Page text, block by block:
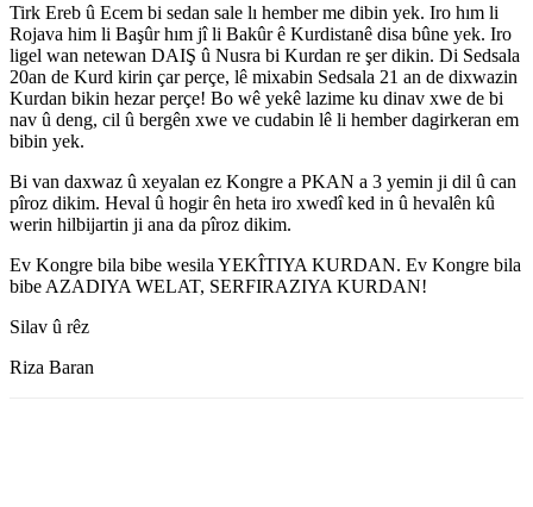
Tirk Ereb û Ecem bi sedan sale lı hember me dibin yek. Iro hım li
Rojava him li Başûr hım jî li Bakûr ê Kurdistanê disa bûne yek. Iro
ligel wan netewan DAIŞ û Nusra bi Kurdan re şer dikin. Di Sedsala
20an de Kurd kirin çar perçe, lê mixabin Sedsala 21 an de dixwazin
Kurdan bikin hezar perçe! Bo wê yekê lazime ku dinav xwe de bi
nav û deng, cil û bergên xwe ve cudabin lê li hember dagirkeran em
bibin yek.
Bi van daxwaz û xeyalan ez Kongre a PKAN a 3 yemin ji dil û can
pîroz dikim. Heval û hogir ên heta iro xwedî ked in û hevalên kû
werin hilbijartin ji ana da pîroz dikim.
Ev Kongre bila bibe wesila YEKÎTIYA KURDAN. Ev Kongre bila
bibe AZADIYA WELAT, SERFIRAZIYA KURDAN!
Silav û rêz
Riza Baran